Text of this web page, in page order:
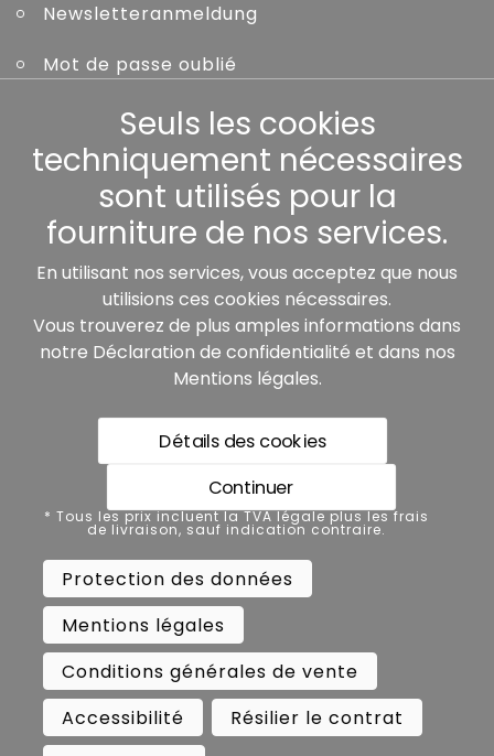
Newsletteranmeldung
Mot de passe oublié
Nos partenaires:
* Tous les prix incluent la TVA légale plus les frais de
livraison, sauf indication contraire.
Protection des données
Mentions légales
Conditions générales de vente
Accessibilité
Résilier le contrat
Rétractation
Copyright ©Busch.
Seuls les cookies
techniquement nécessaires
sont utilisés pour la
fourniture de nos services.
En utilisant nos services, vous acceptez que nous
utilisions ces cookies nécessaires.
Vous trouverez de plus amples informations dans
notre Déclaration de confidentialité et dans nos
Mentions légales.
Détails des cookies
Continuer
* Tous les prix incluent la TVA légale plus les frais
de livraison, sauf indication contraire.
Protection des données
Mentions légales
Conditions générales de vente
Accessibilité
Résilier le contrat